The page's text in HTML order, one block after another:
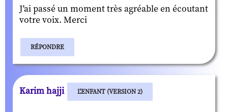
J'ai passé un moment très agréable en écoutant
votre voix. Merci
RÉPONDRE
Karim hajji L'ENFANT (VERSION 2)